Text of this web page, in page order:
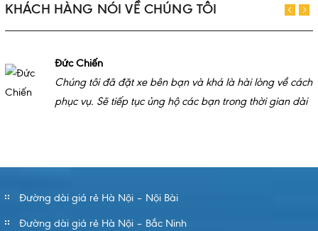
KHÁCH HÀNG NÓI VỀ CHÚNG TÔI
Đức Chiến
Chúng tôi đã đặt xe bên bạn và khá là hài lòng về cách
phục vụ. Sẽ tiếp tục ủng hộ các bạn trong thời gian dài
Đường dài giá rẻ Hà Nội – Nội Bài
Đường dài giá rẻ Hà Nội – Bắc Ninh